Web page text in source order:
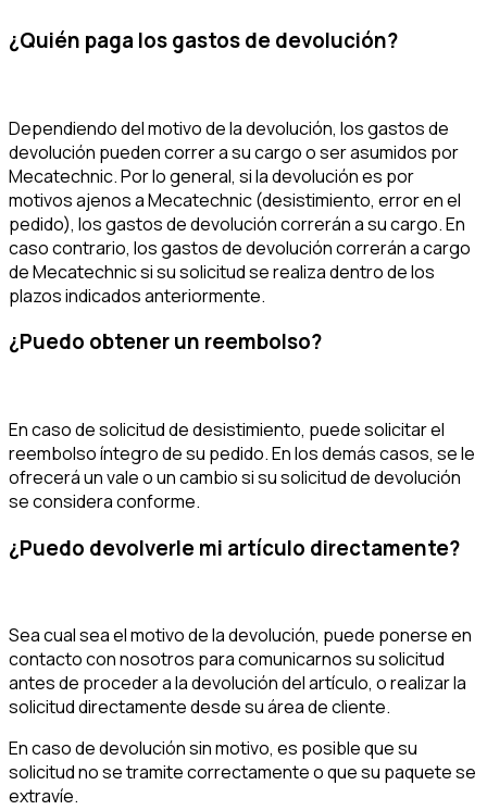
¿Quién paga los gastos de devolución?
Dependiendo del motivo de la devolución, los gastos de
devolución pueden correr a su cargo o ser asumidos por
Mecatechnic. Por lo general, si la devolución es por
motivos ajenos a Mecatechnic (desistimiento, error en el
pedido), los gastos de devolución correrán a su cargo. En
caso contrario, los gastos de devolución correrán a cargo
de Mecatechnic si su solicitud se realiza dentro de los
plazos indicados anteriormente.
¿Puedo obtener un reembolso?
En caso de solicitud de desistimiento, puede solicitar el
reembolso íntegro de su pedido. En los demás casos, se le
ofrecerá un vale o un cambio si su solicitud de devolución
se considera conforme.
¿Puedo devolverle mi artículo directamente?
Sea cual sea el motivo de la devolución, puede ponerse en
contacto con nosotros para comunicarnos su solicitud
antes de proceder a la devolución del artículo, o realizar la
solicitud directamente desde su área de cliente.
En caso de devolución sin motivo, es posible que su
solicitud no se tramite correctamente o que su paquete se
extravíe.